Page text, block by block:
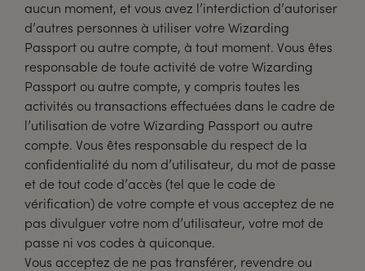
aucun moment, et vous avez l’interdiction d’autoriser
d’autres personnes à utiliser votre Wizarding
Passport ou autre compte, à tout moment. Vous êtes
responsable de toute activité de votre Wizarding
Passport ou autre compte, y compris toutes les
activités ou transactions effectuées dans le cadre de
l’utilisation de votre Wizarding Passport ou autre
compte. Vous êtes responsable du respect de la
confidentialité du nom d’utilisateur, du mot de passe
et de tout code d’accès (tel que le code de
vérification) de votre compte et vous acceptez de ne
pas divulguer votre nom d’utilisateur, votre mot de
passe ni vos codes à quiconque.
Vous acceptez de ne pas transférer, revendre ou